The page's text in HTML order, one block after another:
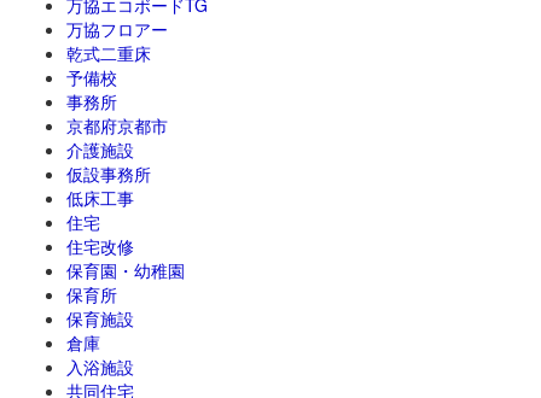
万協エコボードTG
万協フロアー
乾式二重床
予備校
事務所
京都府京都市
介護施設
仮設事務所
低床工事
住宅
住宅改修
保育園・幼稚園
保育所
保育施設
倉庫
入浴施設
共同住宅